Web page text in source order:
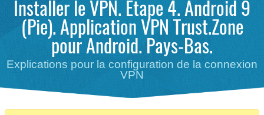
Installer le VPN. Etape 4. Android 9
(Pie). Application VPN Trust.Zone
pour Android. Pays-Bas.
Explications pour la configuration de la connexion
VPN